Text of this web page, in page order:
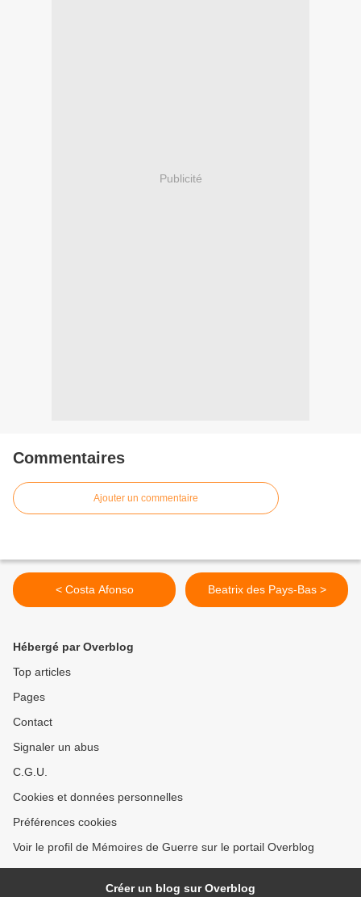
Publicité
Commentaires
Ajouter un commentaire
< Costa Afonso Beatrix des Pays-Bas >
Hébergé par Overblog
Top articles
Pages
Contact
Signaler un abus
C.G.U.
Cookies et données personnelles
Préférences cookies
Voir le profil de Mémoires de Guerre sur le portail Overblog
Créer un blog sur Overblog